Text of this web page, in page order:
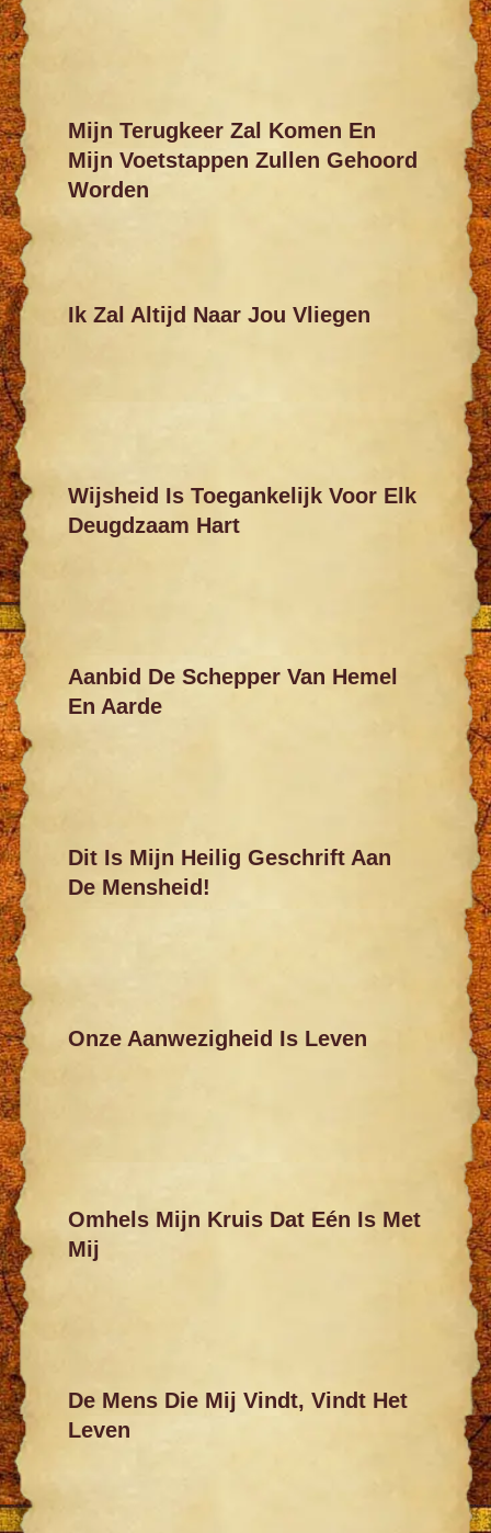
Mijn Terugkeer Zal Komen En
Mijn Voetstappen Zullen Gehoord
Worden
Ik Zal Altijd Naar Jou Vliegen
Wijsheid Is Toegankelijk Voor Elk
Deugdzaam Hart
Aanbid De Schepper Van Hemel
En Aarde
Dit Is Mijn Heilig Geschrift Aan
De Mensheid!
Onze Aanwezigheid Is Leven
Omhels Mijn Kruis Dat Eén Is Met
Mij
De Mens Die Mij Vindt, Vindt Het
Leven